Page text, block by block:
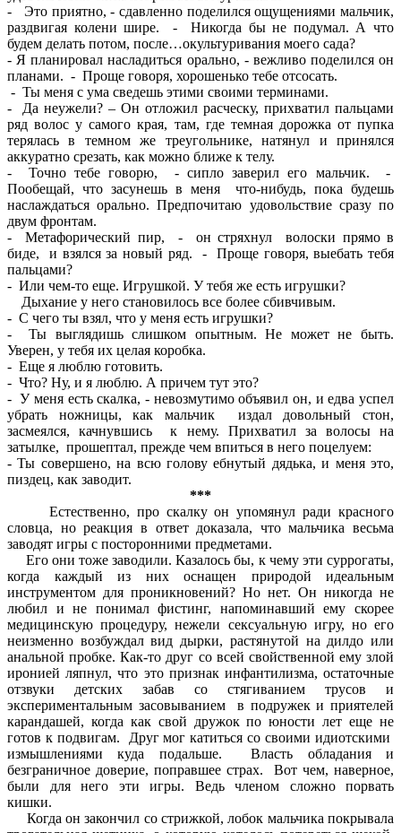
- Это приятно, - сдавленно поделился ощущениями мальчик,
раздвигая колени шире. - Никогда бы не подумал. А что
будем делать потом, после…окультуривания моего сада?
- Я планировал насладиться орально, - вежливо поделился он
планами. - Проще говоря, хорошенько тебе отсосать.
- Ты меня с ума сведешь этими своими терминами.
- Да неужели? – Он отложил расческу, прихватил пальцами
ряд волос у самого края, там, где темная дорожка от пупка
терялась в темном же треугольнике, натянул и принялся
аккуратно срезать, как можно ближе к телу.
- Точно тебе говорю, - сипло заверил его мальчик. -
Пообещай, что засунешь в меня что-нибудь, пока будешь
наслаждаться орально. Предпочитаю удовольствие сразу по
двум фронтам.
- Метафорический пир, - он стряхнул волоски прямо в
биде, и взялся за новый ряд. - Проще говоря, выебать тебя
пальцами?
- Или чем-то еще. Игрушкой. У тебя же есть игрушки?
Дыхание у него становилось все более сбивчивым.
- С чего ты взял, что у меня есть игрушки?
- Ты выглядишь слишком опытным. Не может не быть.
Уверен, у тебя их целая коробка.
- Еще я люблю готовить.
- Что? Ну, и я люблю. А причем тут это?
- У меня есть скалка, - невозмутимо объявил он, и едва успел
убрать ножницы, как мальчик издал довольный стон,
засмеялся, качнувшись к нему. Прихватил за волосы на
затылке, прошептал, прежде чем впиться в него поцелуем:
- Ты совершено, на всю голову ебнутый дядька, и меня это,
пиздец, как заводит.
***
Естественно, про скалку он упомянул ради красного
словца, но реакция в ответ доказала, что мальчика весьма
заводят игры с посторонними предметами.
Его они тоже заводили. Казалось бы, к чему эти суррогаты,
когда каждый из них оснащен природой идеальным
инструментом для проникновений? Но нет. Он никогда не
любил и не понимал фистинг, напоминавший ему скорее
медицинскую процедуру, нежели сексуальную игру, но его
неизменно возбуждал вид дырки, растянутой на дилдо или
анальной пробке. Как-то друг со всей свойственной ему злой
иронией ляпнул, что это признак инфантилизма, остаточные
отзвуки детских забав со стягиванием трусов и
экспериментальным засовыванием в подружек и приятелей
карандашей, когда как свой дружок по юности лет еще не
готов к подвигам. Друг мог катиться со своими идиотскими
измышлениями куда подальше. Власть обладания и
безграничное доверие, поправшее страх. Вот чем, наверное,
были для него эти игры. Ведь членом сложно порвать
кишки.
Когда он закончил со стрижкой, лобок мальчика покрывала